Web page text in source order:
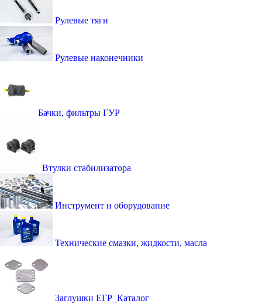
Рулевые тяги
Рулевые наконечники
Бачки, фильтры ГУР
Втулки стабилизатора
Инструмент и оборудование
Технические смазки, жидкости, масла
Заглушки ЕГР_Каталог